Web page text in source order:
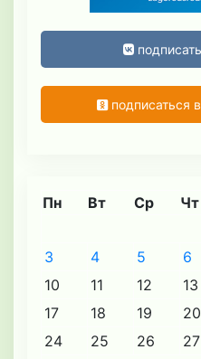
подписаться
Пн Вт Ср Чт
3
4 5 6
10
11 12 13
17
18 19 20
24
25 26 27